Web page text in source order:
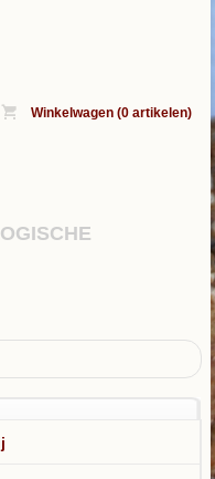
Winkelwagen (0 artikelen)